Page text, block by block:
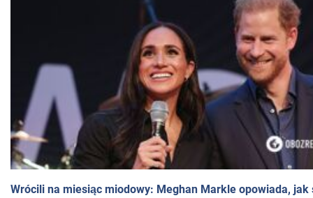
Wrócili na miesiąc miodowy: Meghan Markle opowiada, jak